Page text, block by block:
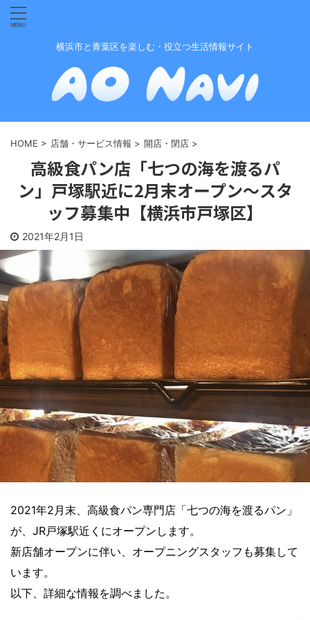
横浜市と青葉区を楽しむ・役立つ生活情報サイト
HOME > 店舗・サービス情報 > 開店・閉店 >
高級食パン店「七つの海を渡るパ
ン」戸塚駅近に2月末オープン〜スタ
ッフ募集中【横浜市戸塚区】
2021年2月1日
2021年2月末、高級食パン専門店「七つの海を渡るパン」
が、JR戸塚駅近くにオープンします。
新店舗オープンに伴い、オープニングスタッフも募集して
います。
以下、詳細な情報を調べました。